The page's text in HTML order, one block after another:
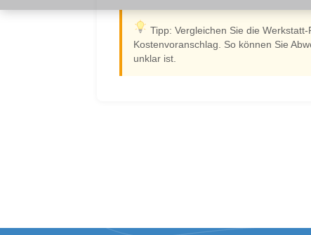
Tipp: Vergleichen Sie die
Kostenvoranschlag. So können Sie
unklar ist.